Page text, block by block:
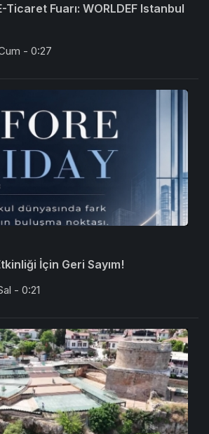
Ticaret Fuarı: WORLDEF Istanbul
- 0:27
İçin Geri Sayım!
- 0:21